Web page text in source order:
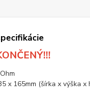
x 165mm (šírka x výška x